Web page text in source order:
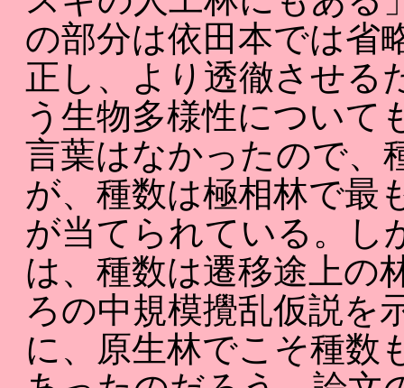
の部分は依田本では省
正し、より透徹させる
う生物多様性について
言葉はなかったので、
が、種数は極相林で最
が当てられている。し
は、種数は遷移途上の
ろの中規模攪乱仮説を
に、原生林でこそ種数